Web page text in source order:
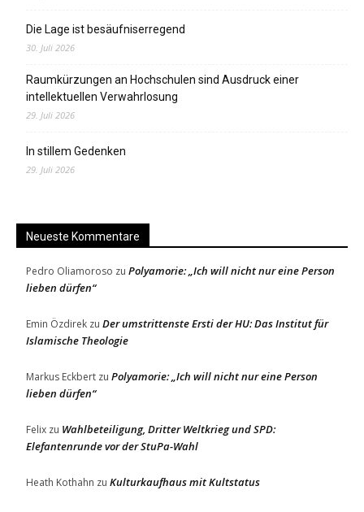
Die Lage ist besäufniserregend
30. Juli 2026
Raumkürzungen an Hochschulen sind Ausdruck einer
intellektuellen Verwahrlosung
29. Juli 2026
In stillem Gedenken
29. Juli 2026
Neueste Kommentare
Pedro Oliamoroso zu Polyamorie: „Ich will nicht nur eine Person
lieben dürfen“
Emin Özdirek zu Der umstrittenste Ersti der HU: Das Institut für
Islamische Theologie
Markus Eckbert zu Polyamorie: „Ich will nicht nur eine Person
lieben dürfen“
Felix zu Wahlbeteiligung, Dritter Weltkrieg und SPD:
Elefantenrunde vor der StuPa-Wahl
Heath Kothahn zu Kulturkaufhaus mit Kultstatus